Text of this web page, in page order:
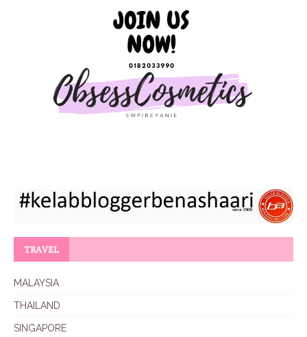
TRAVEL
MALAYSIA
THAILAND
SINGAPORE